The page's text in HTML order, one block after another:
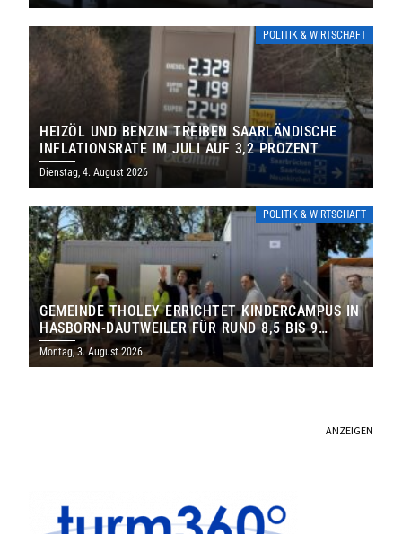
POLITIK & WIRTSCHAFT
HEIZÖL UND BENZIN TREIBEN SAARLÄNDISCHE
INFLATIONSRATE IM JULI AUF 3,2 PROZENT
Dienstag, 4. August 2026
POLITIK & WIRTSCHAFT
GEMEINDE THOLEY ERRICHTET KINDERCAMPUS IN
HASBORN-DAUTWEILER FÜR RUND 8,5 BIS 9
MILLIONEN EURO
Montag, 3. August 2026
ANZEIGEN